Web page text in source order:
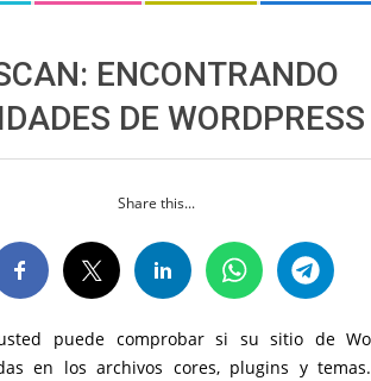
ENCONTRANDO
DE WORDPRESS
Share this...
puede comprobar si su sitio de
en los archivos cores, plugins y